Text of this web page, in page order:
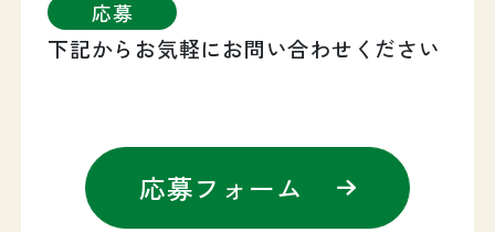
応募
下記からお気軽にお問い合わせください
応募フォーム